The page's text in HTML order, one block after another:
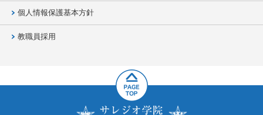
個人情報保護基本方針
教職員採用